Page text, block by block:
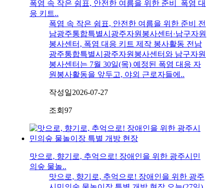
폭염 속 작은 쉼표, 안전한 여름을 위한 준비_폭염 대
응 키트..
폭염 속 작은 쉼표, 안전한 여름을 위한 준비 전
남광주통합특별시광주자원봉사센터·남구자원
봉사센터, 폭염 대응 키트 제작 봉사활동 전남
광주통합특별시광주자원봉사센터와 남구자원
봉사센터는 7월 30일(목) 예정된 폭염 대응 자
원봉사활동을 앞두고, 야외 근로자들에..
작성일2026-07-27
조회 97
맛으로, 향기로, 추억으로! 장애인을 위한 광주시민
의숲 물놀..
맛으로, 향기로, 추억으로! 장애인을 위한 광주